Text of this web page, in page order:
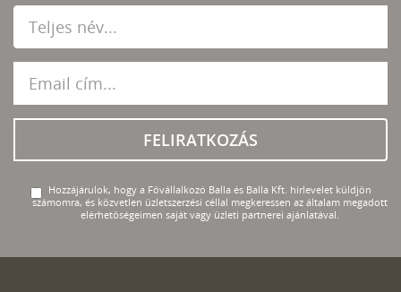
FELIRATKOZÁS
Hozzájárulok, hogy a Fővállalkozó Balla és Balla Kft. hírlevelet küldjön
számomra, és közvetlen üzletszerzési céllal megkeressen az általam megadott
elérhetőségeimen saját vagy üzleti partnerei ajánlatával.